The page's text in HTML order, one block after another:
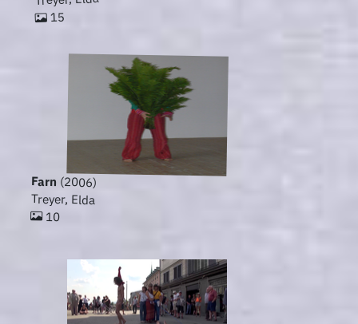
15
Farn (2006)
Treyer, Elda
10